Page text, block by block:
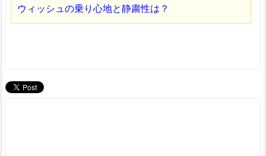
ウィッシュの乗り心地と静粛性は？